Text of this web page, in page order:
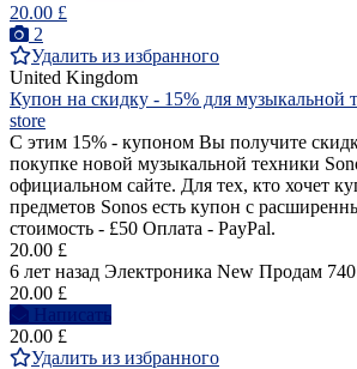
20.00 £
2
Удалить из избранного
United Kingdom
Купон на скидку - 15% для музыкальной
store
С этим 15% - купоном Вы получите
покупке новой музыкальной техники
официальном сайте. Для тех, кто хочет
предметов Sonos есть купон с
стоимость - £50 Оплата - PayPal.
20.00 £
6 лет назад Электроника New Продам
20.00 £
Написать
20.00 £
Удалить из избранного